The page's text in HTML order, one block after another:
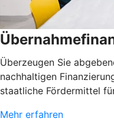
Überzeugen Sie
nachhaltigen
staatliche Fördermittel
Mehr erfahren